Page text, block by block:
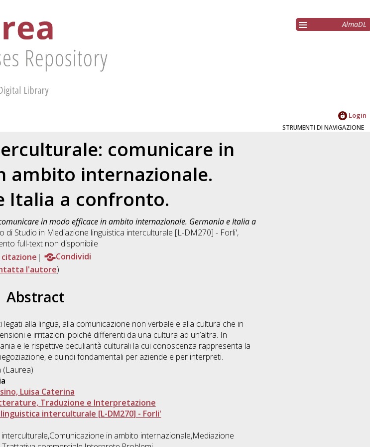
AlmaDL
Login
STRUMENTI DI NAVIGAZIONE
comunicare in
ambito internazionale.
Italia a confronto.
in modo efficace in ambito internazionale. Germania e Italia a
di Studio in Mediazione linguistica interculturale [L-DM270] - Forli',
full-text non disponibile
citazione
Condividi
l'autore)
Abstract
alla lingua, alla comunicazione non verbale e alla cultura che in
e irritazioni poiché differenti da una cultura ad un’altra. In
e le rispettive peculiarità culturali la cui conoscenza rappresenta la
e quindi fondamentali per aziende e per interpreti.
(Laurea)
Luisa Caterina
Traduzione e Interpretazione
interculturale [L-DM270] - Forli'
in ambito internazionale,Mediazione